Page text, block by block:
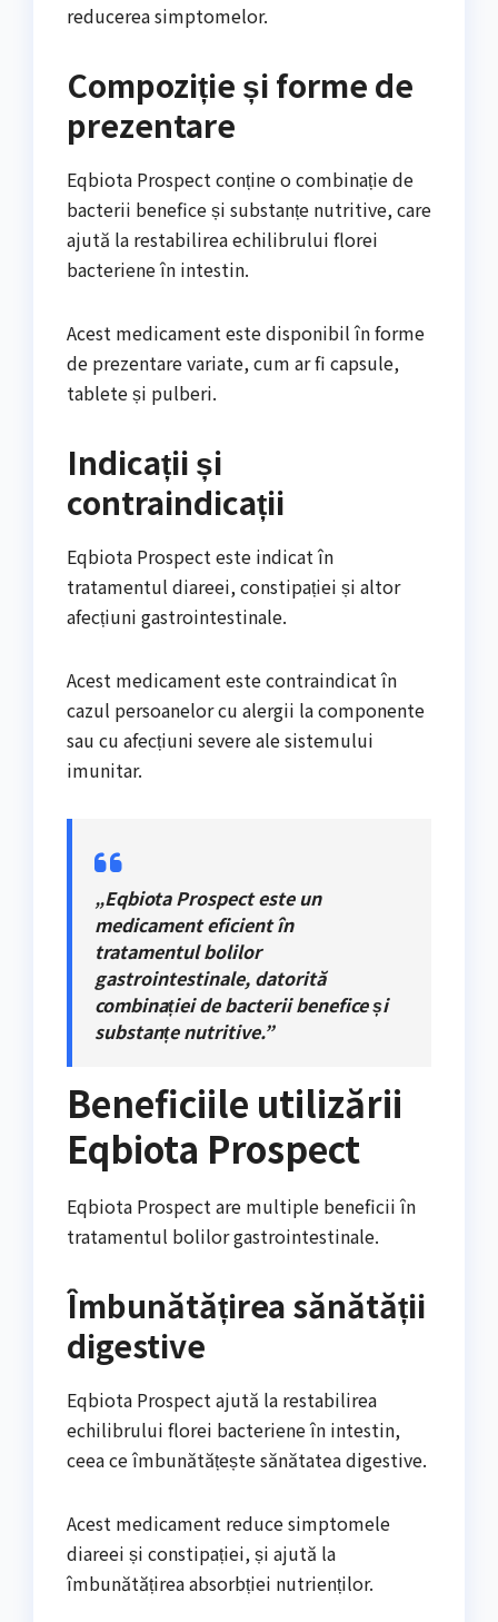
reducerea simptomelor.
Compoziție și forme de
prezentare
Eqbiota Prospect conține o combinație de
bacterii benefice și substanțe nutritive, care
ajută la restabilirea echilibrului florei
bacteriene în intestin.
Acest medicament este disponibil în forme
de prezentare variate, cum ar fi capsule,
tablete și pulberi.
Indicații și
contraindicații
Eqbiota Prospect este indicat în
tratamentul diareei, constipației și altor
afecțiuni gastrointestinale.
Acest medicament este contraindicat în
cazul persoanelor cu alergii la componente
sau cu afecțiuni severe ale sistemului
imunitar.
„Eqbiota Prospect este un
medicament eficient în
tratamentul bolilor
gastrointestinale, datorită
combinației de bacterii benefice și
substanțe nutritive.”
Beneficiile utilizării
Eqbiota Prospect
Eqbiota Prospect are multiple beneficii în
tratamentul bolilor gastrointestinale.
Îmbunătățirea sănătății
digestive
Eqbiota Prospect ajută la restabilirea
echilibrului florei bacteriene în intestin,
ceea ce îmbunătățește sănătatea digestive.
Acest medicament reduce simptomele
diareei și constipației, și ajută la
îmbunătățirea absorbției nutrienților.